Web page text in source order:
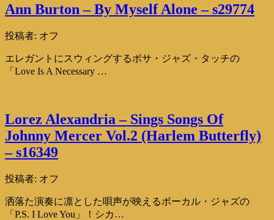
Ann Burton – By Myself Alone – s29774
投稿者: オフ
エレガントにスウィングするボサ・ジャズ・タッチの
「Love Is A Necessary …
Lorez Alexandria – Sings Songs Of
Johnny Mercer Vol.2 (Harlem Butterfly)
– s16349
投稿者: オフ
洒落た演奏に凛とした唄声が映えるボーカル・ジャズの
「P.S. I Love You」！シカ…